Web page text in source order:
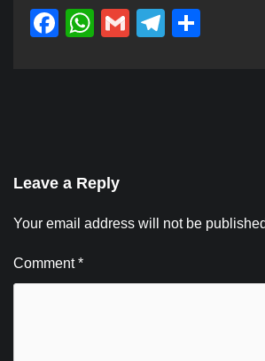
Facebook
WhatsApp
Gmail
Leave a Reply
Your email address will not be
Comment*